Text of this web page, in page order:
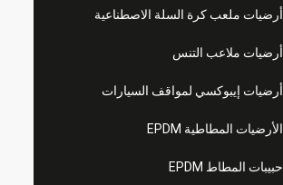
أرضيات ملعب كرة السلة الاصطناعية
أرضيات ملاعب التنس
أرضيات إيبوكسي لمواقف السيارات
الأرضيات المطاطية EPDM
حبيبات المطاط EPDM